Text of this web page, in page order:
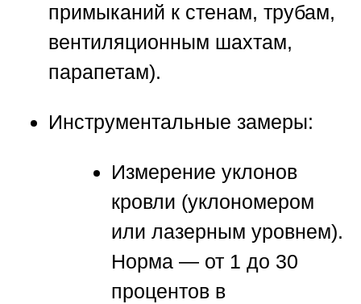
примыканий к стенам, трубам,
вентиляционным шахтам,
парапетам).
Инструментальные замеры:
Измерение уклонов
кровли (уклономером
или лазерным уровнем).
Норма — от 1 до 30
процентов в